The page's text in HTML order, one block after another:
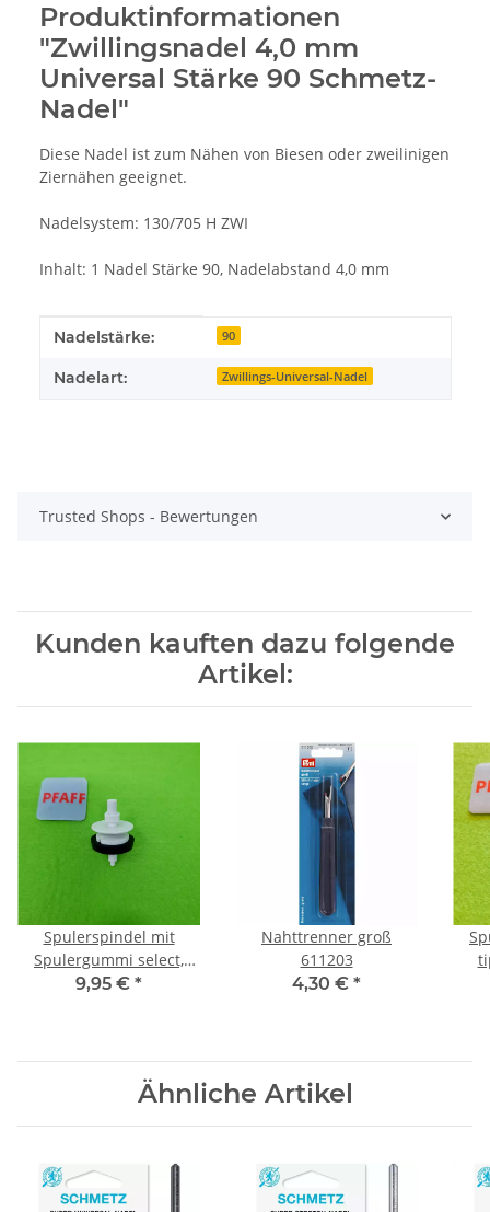
Produktinformationen
"Zwillingsnadel 4,0 mm
Universal Stärke 90 Schmetz-
Nadel"
Diese Nadel ist zum Nähen von Biesen oder zweilinigen
Ziernähen geeignet.
Nadelsystem: 130/705 H ZWI
Inhalt: 1 Nadel Stärke 90, Nadelabstand 4,0 mm
Produkteigenschaft
Wert
Nadelstärke: 90
Nadelart: Zwillings-Universal-Nadel
Trusted Shops - Bewertungen
Kunden kauften dazu folgende
Artikel:
Spulerspindel mit
Spulergummi select,
tiptronic, creative
9,95 € *
Nahttrenner groß
611203
4,30 € *
Ähnliche Artikel